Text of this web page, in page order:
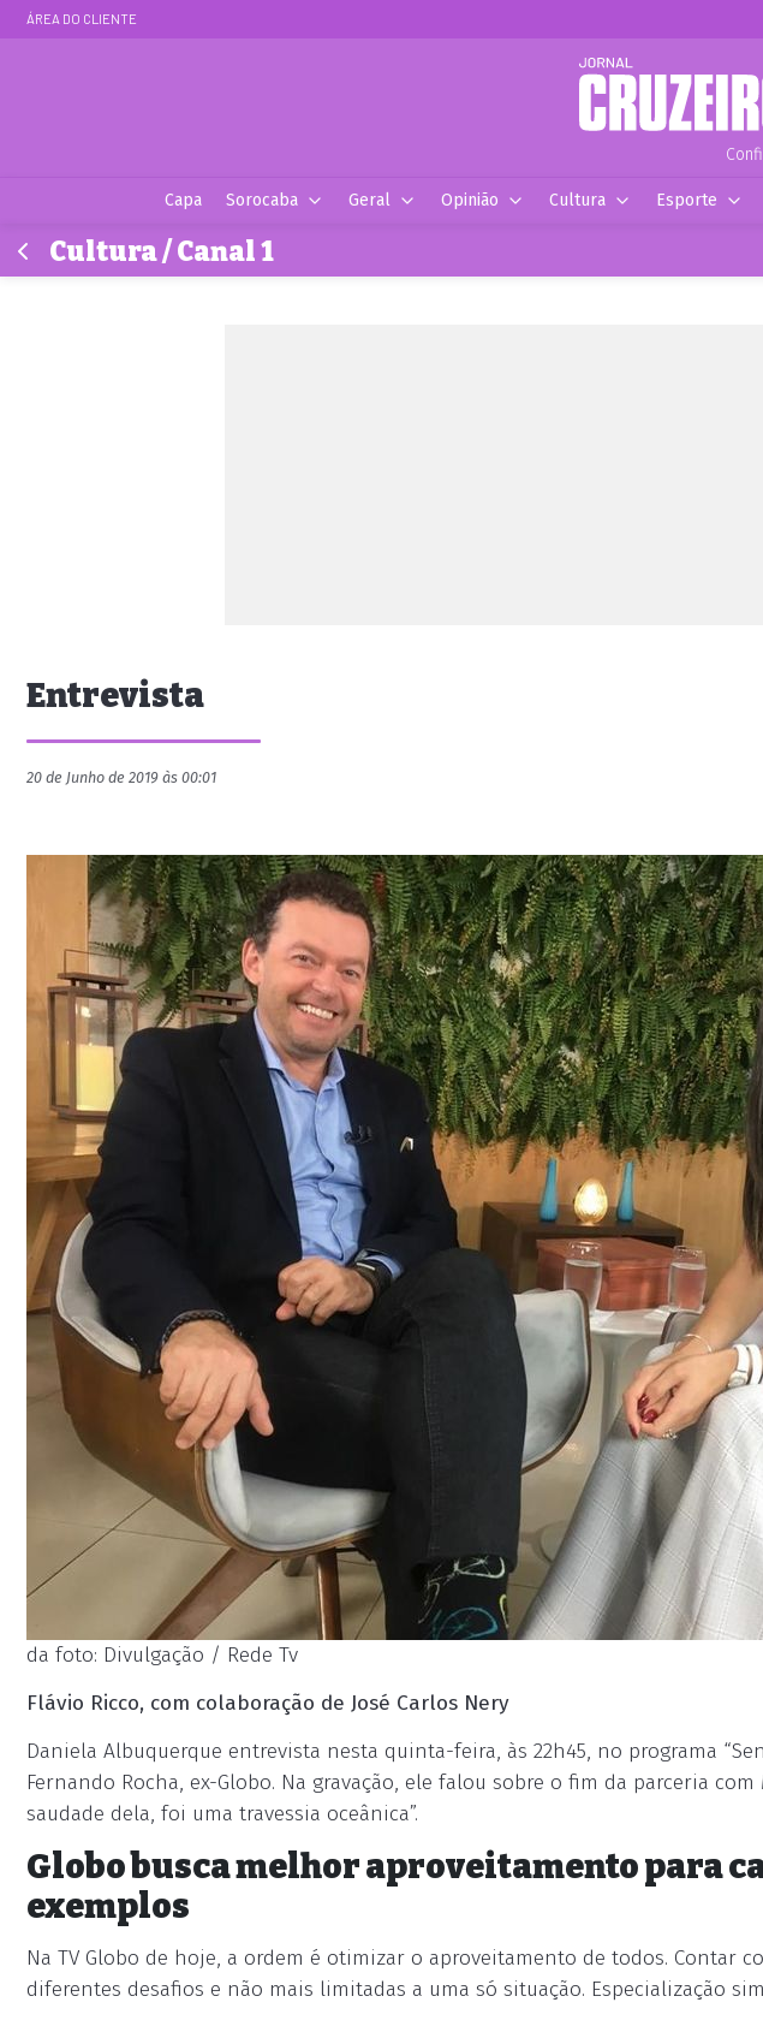
ÁREA DO CLIENTE
Capa Sorocaba Geral Opinião Cultura Esporte
Cultura / Canal 1
Entrevista
20 de Junho de 2019 às 00:01
da foto: Divulgação / Rede Tv
Flávio Ricco, com colaboração de José Carlos Nery
Daniela Albuquerque entrevista nesta quinta-feira, às 22h45, no programa
Fernando Rocha, ex-Globo. Na gravação, ele falou sobre o fim da parceria com
saudade dela, foi uma travessia oceânica”.
Globo busca melhor aproveitamento para
exemplos
Na TV Globo de hoje, a ordem é otimizar o aproveitamento de todos. Contar
diferentes desafios e não mais limitadas a uma só situação. Especialização